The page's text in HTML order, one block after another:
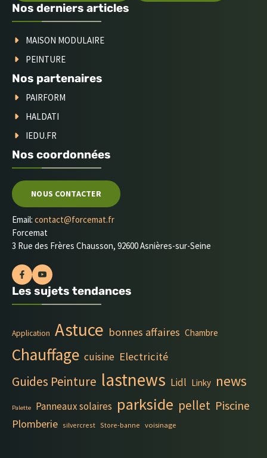
Nos derniers articles
MAISON MODULAIRE
PEINTURE
Nos partenaires
PAIRFORM
HALDATI
IEDU.FR
Nos coordonnées
NOUS CONTACTER
Email: contact@forcemat.fr
Forcemat
3 Rue des Frères Chausson, 92600 Asnières-sur-Seine
Les sujets tendances
Application Astuce bonnes affaires Chambre
Chauffage cuisine Electricité
Guides Peinture lastnews Lidl Linky news
Palette Panneaux solaires parkside pellet Piscine
Plomberie silvercrest Store-banne voisinage